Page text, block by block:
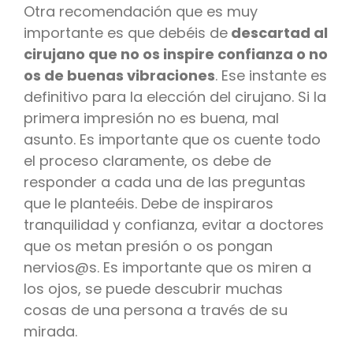
Otra recomendación que es muy
importante es que debéis dedescartad al
cirujano que no os inspire confianza o no
os de buenas vibraciones. Ese instante es
definitivo para la elección del cirujano. Si la
primera impresión no es buena, mal
asunto. Es importante que os cuente todo
el proceso claramente, os debe de
responder a cada una de las preguntas
que le planteéis. Debe de inspiraros
tranquilidad y confianza, evitar a doctores
que os metan presión o os pongan
nervios@s. Es importante que os miren a
los ojos, se puede descubrir muchas
cosas de una persona a través de su
mirada.